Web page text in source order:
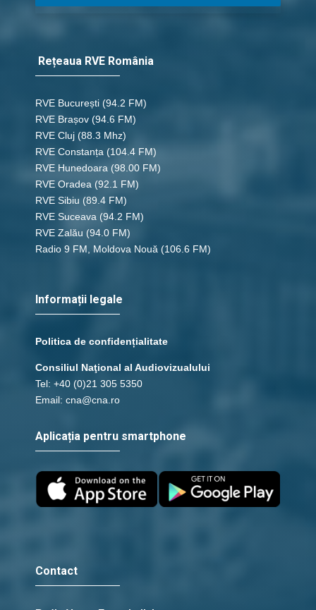
Rețeaua RVE România
RVE București (94.2 FM)
RVE Brașov (94.6 FM)
RVE Cluj (88.3 Mhz)
RVE Constanța (104.4 FM)
RVE Hunedoara (98.00 FM)
RVE Oradea (92.1 FM)
RVE Sibiu (89.4 FM)
RVE Suceava (94.2 FM)
RVE Zalău (94.0 FM)
Radio 9 FM, Moldova Nouă (106.6 FM)
Informații legale
Politica de confidențialitate
Consiliul Naţional al Audiovizualului
Tel: +40 (0)21 305 5350
Email: cna@cna.ro
Aplicația pentru smartphone
Contact